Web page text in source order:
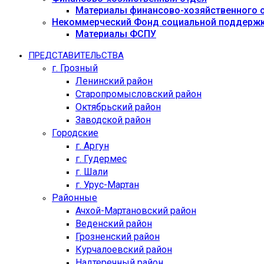
Материалы финансово-хозяйственного
Некоммерческий Фонд социальной
Материалы ФСПУ
ПРЕДСТАВИТЕЛЬСТВА
г. Грозный
Ленинский район
Старопромысловский район
Октябрьский район
Заводской район
Городские
г. Аргун
г. Гудермес
г. Шали
г. Урус-Мартан
Районные
Ачхой-Мартановский район
Веденский район
Грозненский район
Курчалоевский район